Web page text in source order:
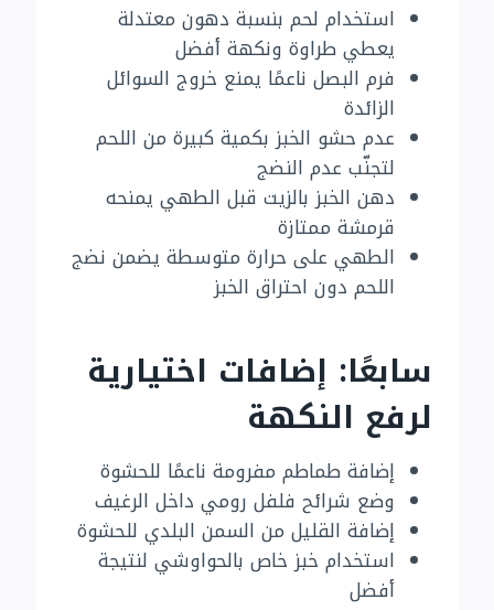
استخدام لحم بنسبة دهون معتدلة
يعطي طراوة ونكهة أفضل
فرم البصل ناعمًا يمنع خروج السوائل
الزائدة
عدم حشو الخبز بكمية كبيرة من اللحم
لتجنّب عدم النضج
دهن الخبز بالزيت قبل الطهي يمنحه
قرمشة ممتازة
الطهي على حرارة متوسطة يضمن نضج
اللحم دون احتراق الخبز
سابعًا: إضافات اختيارية
لرفع النكهة
إضافة طماطم مفرومة ناعمًا للحشوة
وضع شرائح فلفل رومي داخل الرغيف
إضافة القليل من السمن البلدي للحشوة
استخدام خبز خاص بالحواوشي لنتيجة
أفضل